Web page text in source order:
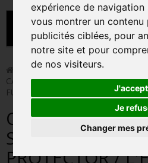
expérience de
vous montrer un contenu
publicités ciblées, pour
notre site et pour
de nos visiteurs.
Je
Changer mes
MENU
CARTE A JOUER
PRÉCOMMANDE FIGURINES POP
FIGURINES POP DISNEY
FIGURINES POP MARVEL
Funko Pop! > OOEGIE
CASE PROTECTOR / L'ETRANGE
FUNKO POP
OOEGIE
SERIES WITH
PROTECTOR /